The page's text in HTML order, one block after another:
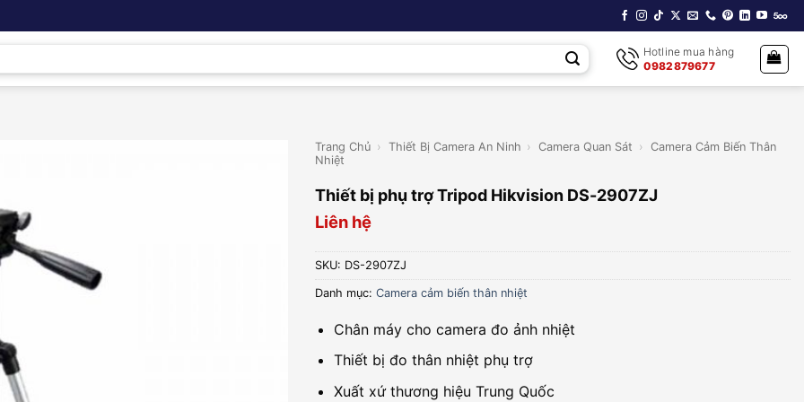
Hotline mua hàng
0982879677
Trang Chủ › Thiết Bị Camera An Ninh › Camera Quan Sát › Camera Cảm Biến Thân
Nhiệt
Thiết bị phụ trợ Tripod Hikvision DS-2907ZJ
Liên hệ
SKU: DS-2907ZJ
Danh mục: Camera cảm biến thân nhiệt
Chân máy cho camera đo ảnh nhiệt
Thiết bị đo thân nhiệt phụ trợ
Xuất xứ thương hiệu Trung Quốc